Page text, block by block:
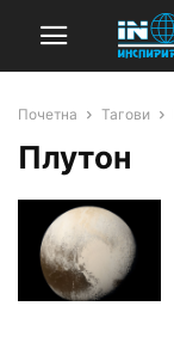
Почетна Тагови
Плутон